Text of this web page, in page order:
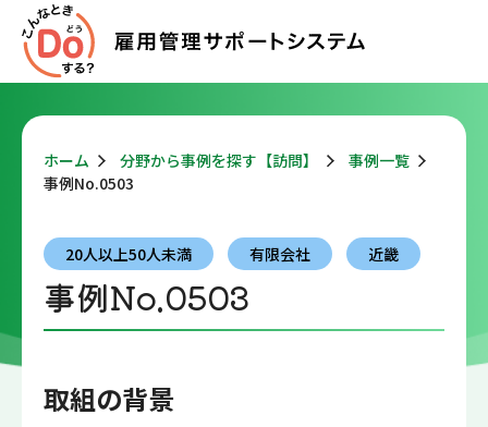
ホーム 分野から事例を探す【訪問】
事例一覧
事例No.0503
20人以上50人未満 有限会社 近畿
事例No.0503
取組の背景